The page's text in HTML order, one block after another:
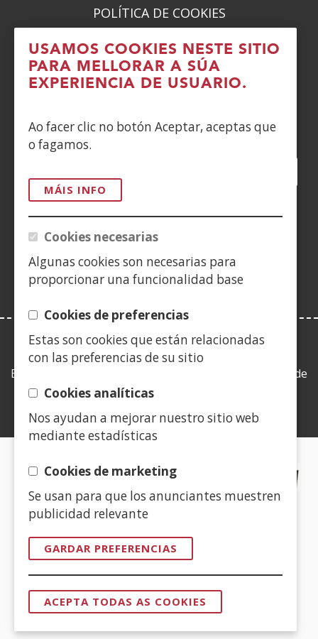
USAMOS COOKIES NESTE SITIO
PARA MELLORAR A SÚA
EXPERIENCIA DE USUARIO.
Ao facer clic no botón Aceptar, aceptas que
o fagamos.
MÁIS INFO
Cookies necesarias
Algunas cookies son necesarias para
proporcionar una funcionalidad base
Cookies de preferencias
Estas son cookies que están relacionadas
con las preferencias de su sitio
Cookies analíticas
Nos ayudan a mejorar nuestro sitio web
mediante estadísticas
Cookies de marketing
Se usan para que los anunciantes muestren
publicidad relevante
GARDAR PREFERENCIAS
ACEPTA TODAS AS COOKIES
POLÍTICA DE COOKIES
DENUNCIAS
CONTACTO
Siguenos en:
nunha
vent�
nova)
nunha
vent�
nova)
vent�
nova)vent�
nova)
nova)nova)
nunha
nova)
(Abrir
LEY DE TRANSPARENCIA
Esta web se ajusta a lo establecido en la Ley 19/2013, de
9 de diciembre, de transparencia, acceso a la
CERTIFICADOS DE CALIDAD
nunha
vent�